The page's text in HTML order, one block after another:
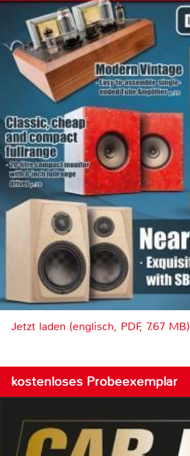
Jetzt laden (englisch, PDF, 7.67 MB)
kostenloses Probeexemplar